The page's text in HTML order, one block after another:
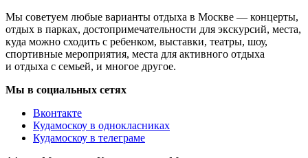
Мы советуем любые варианты отдыха в Москве — концерты,
отдых в парках, достопримечательности для экскурсий, места,
куда можно сходить с ребенком, выставки, театры, шоу,
спортивные мероприятия, места для активного отдыха
и отдыха с семьей, и многое другое.
Мы в социальных сетях
Вконтакте
Кудамоскоу в однокласниках
Кудамоскоу в телеграме